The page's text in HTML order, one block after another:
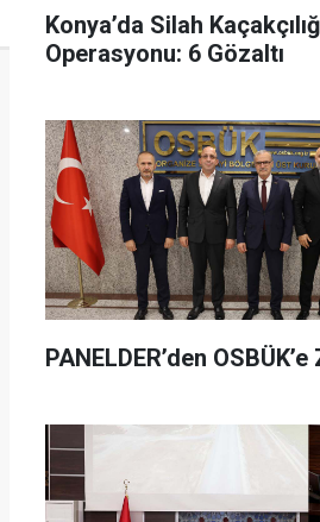
Konya’da Silah
Operasyonu: 6 Gözaltı
PANELDER’den